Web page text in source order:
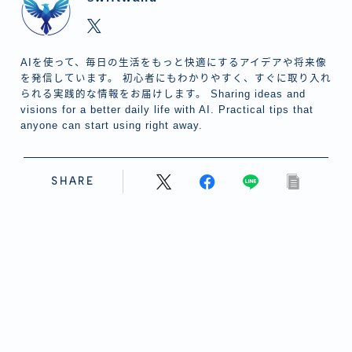
AIを使って、毎日の生活をもっと快適にするアイデアや将来像
を発信しています。 初心者にもわかりやすく、すぐに取り入れ
られる実践的な情報をお届けします。 Sharing ideas and
visions for a better daily life with AI. Practical tips that
anyone can start using right away.
SHARE